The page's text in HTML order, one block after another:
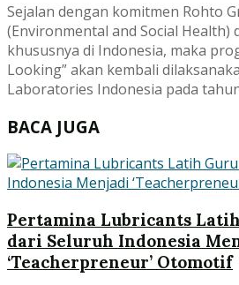
Sejalan dengan komitmen Rohto
(Environmental and Social Health)
khususnya di Indonesia, maka
Looking” akan kembali
Laboratories Indonesia pada
BACA JUGA
Pertamina Lubricants
dari Seluruh Indonesia
‘Teacherpreneur’ Otomotif